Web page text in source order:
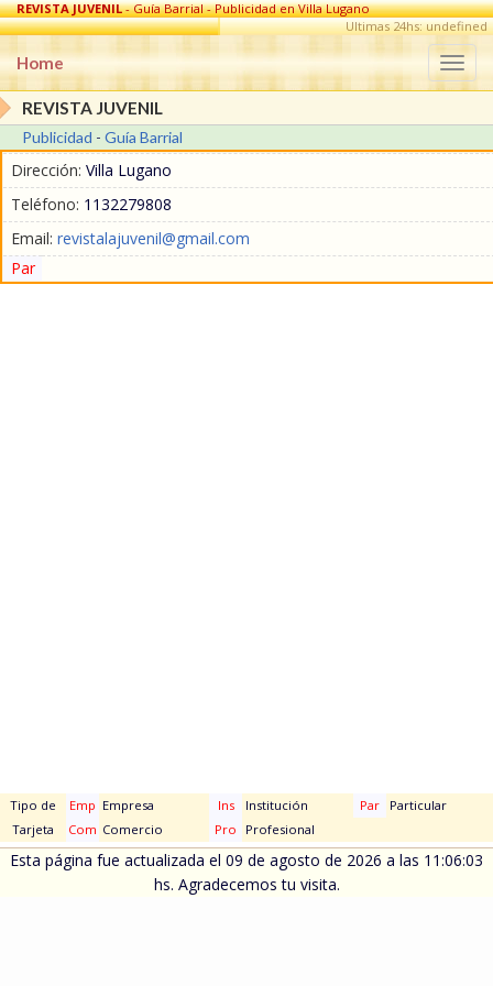
REVISTA JUVENIL- Guía Barrial - Publicidad en Villa Lugano
Ultimas 24hs: undefined
Home
REVISTA JUVENIL
Publicidad - Guía Barrial
Dirección: Villa Lugano
Teléfono: 1132279808
Email: revistalajuvenil@gmail.com
Par
Tipo de
Tarjeta
Emp Empresa Ins Institución Par
Particular
Com Comercio Pro Profesional
Esta página fue actualizada el 09 de agosto de 2026 a las 11:06:03
hs. Agradecemos tu visita.